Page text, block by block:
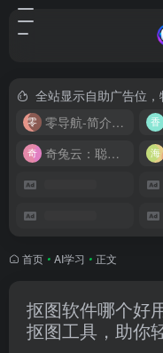
全站显示自助广告位，
零导航-简介实用的网址导航
奇兔云：聪明人的“省”钱计划！
首页 • AI学习 • 正文
抠图软件哪个好
抠图工具，助你